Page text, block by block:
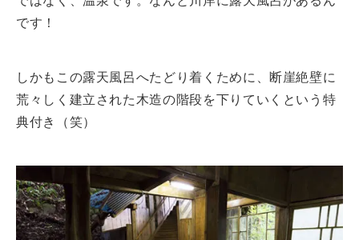
です！
しかもこの露天風呂へたどり着くために、断崖絶壁に
荒々しく建立された木造の階段を下りていくという特
典付き（笑）